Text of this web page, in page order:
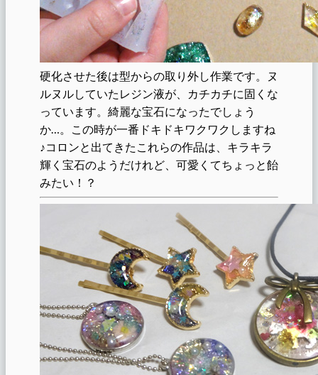
硬化させた後は型からの取り外し作業です。ヌ
ルヌルしていたレジン液が、カチカチに固くな
っています。綺麗な宝石になったでしょう
か…。この時が一番ドキドキワクワクしますね
♪コロンと出てきたこれらの作品は、キラキラ
輝く宝石のようだけれど、可愛くてちょっと飴
みたい！？